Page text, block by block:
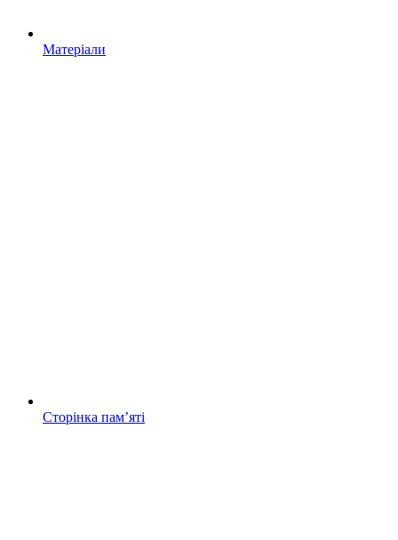
Матеріали
Сторінка памʼяті